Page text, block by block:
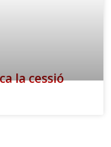
la cessió